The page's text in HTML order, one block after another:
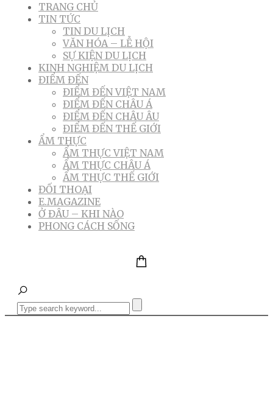
TRANG CHỦ
TIN TỨC
TIN DU LỊCH
VĂN HÓA – LỄ HỘI
SỰ KIỆN DU LỊCH
KINH NGHIỆM DU LỊCH
ĐIỂM ĐẾN
ĐIỂM ĐẾN VIỆT NAM
ĐIỂM ĐẾN CHÂU Á
ĐIỂM ĐẾN CHÂU ÂU
ĐIỂM ĐẾN THẾ GIỚI
ẨM THỰC
ẨM THỰC VIỆT NAM
ẨM THỰC CHÂU Á
ẨM THỰC THẾ GIỚI
ĐỐI THOẠI
E.MAGAZINE
Ở ĐÂU – KHI NÀO
PHONG CÁCH SỐNG